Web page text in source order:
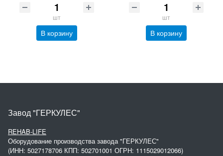
шт
В корзину
шт
В корзину
Завод "ГЕРКУЛЕС"
REHAB-LIFE
Оборудование производства завода "ГЕРКУЛЕС"
(ИНН: 5027178706 КПП: 502701001 ОГРН: 1115029012066)